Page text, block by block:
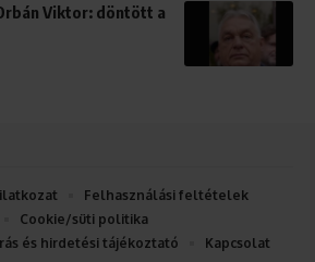
Viktor: döntött a
Felhasználási feltételek
Cookie/süti politika
és hirdetési tájékoztató
Kapcsolat